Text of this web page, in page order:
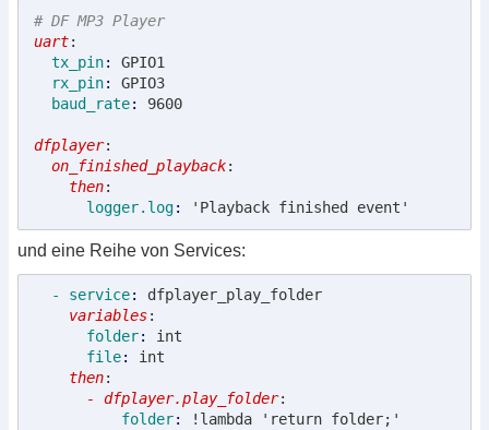
# DF MP3 Player
uart:
  tx_pin
: GPIO1
  rx_pin
: GPIO3
  baud_rate
: 9600
dfplayer:
  on_finished_playback
:
    then
:
      logger.log
: 'Playback finished event'
und eine Reihe von Services:
  - service
: dfplayer_play_folder
    variables
:
      folder
: int
      file
: int
    then
:
      - dfplayer.play_folder
:
          folder
:
!lambda 'return folder;'